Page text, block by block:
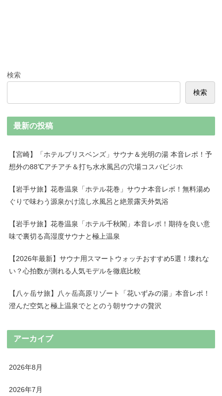
検索
検索
最新の投稿
【宮崎】「ホテルブリスベンズ」サウナ＆光明の湯 本音レポ！予
想外の88℃アチアチ＆打ち水水風呂の穴場コスパビジホ
【岩手サ旅】花巻温泉「ホテル花巻」サウナ本音レポ！無料湯め
ぐりで味わう源泉かけ流し水風呂と絶景露天外気浴
【岩手サ旅】花巻温泉「ホテル千秋閣」本音レポ！期待を良い意
味で裏切る高湿度サウナと極上温泉
【2026年最新】サウナ用スマートウォッチおすすめ5選！壊れな
い？心拍数が測れる人気モデルを徹底比較
【八ヶ岳サ旅】八ヶ岳高原リゾート「花いずみの湯」本音レポ！
澄んだ空気と極上温泉でととのう朝サウナの贅沢
アーカイブ
2026年8月
2026年7月